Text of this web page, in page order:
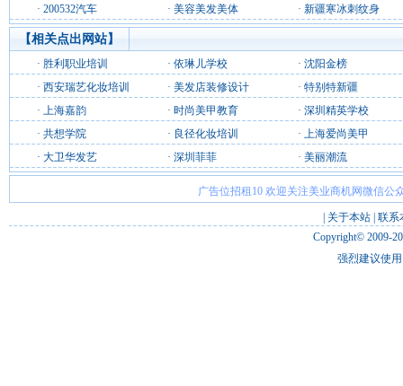
· 200532汽车 · 美容美发美体 · 新疆寒冰刺纹身
【相关点出网站】
· 胜利职业培训 · 依琳儿学校 · 沈阳金榜
· 西安瑞艺化妆培训 · 美发店装修设计 · 特别特新疆
· 上海嘉韵 · 时尚美甲教育 · 深圳精英学校
· 共想学院 · 良径化妆培训 · 上海爱尚美甲
· 大卫华发艺 · 深圳菲菲 · 美丽潮流
广告位招租10 欢迎关注美业商机网微信公
关于本站 联系
Copyright© 2009-
强烈建议使